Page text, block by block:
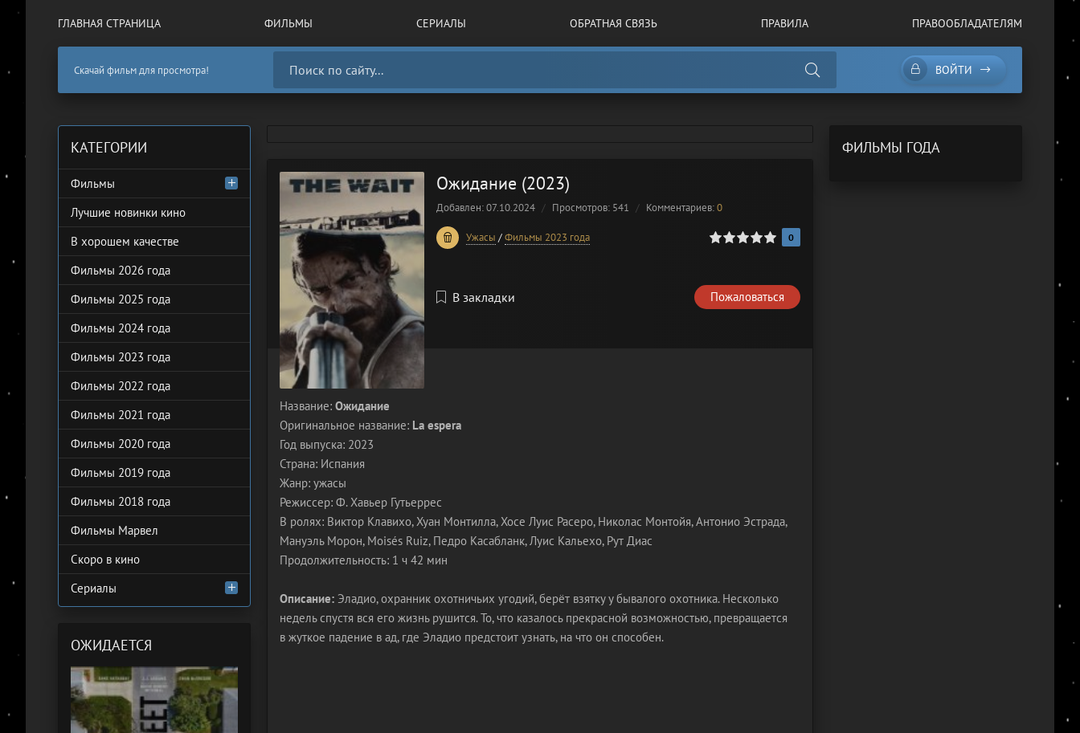
ГЛАВНАЯ СТРАНИЦА ФИЛЬМЫ СЕРИАЛЫ ОБРАТНАЯ СВЯЗЬ ПРАВИЛА ПРАВООБЛАДАТЕЛЯМ
Скачай фильм для просмотра! ВОЙТИ
Ожидание (2023)
Добавлен: 07.10.2024 Просмотров: 541 Комментариев:0
Ужасы /Фильмы 2023 года
0 0
В закладки Пожаловаться
Название: Ожидание
Оригинальное название: La espera
Год выпуска: 2023
Страна: Испания
Жанр: ужасы
Режиссер: Ф. Хавьер Гутьеррес
В ролях: Виктор Клавихо, Хуан Монтилла, Хосе Луис Расеро, Николас Монтойя, Антонио Эстрада,
Мануэль Морон, Moisés Ruiz, Педро Касабланк, Луис Кальехо, Рут Диас
Продолжительность: 1 ч 42 мин
Описание: Эладио, охранник охотничьих угодий, берёт взятку у бывалого охотника. Несколько
недель спустя вся его жизнь рушится. То, что казалось прекрасной возможностью, превращается
в жуткое падение в ад, где Эладио предстоит узнать, на что он способен.
КАТЕГОРИИ
Фильмы
Лучшие новинки кино
В хорошем качестве
Фильмы 2026 года
Фильмы 2025 года
Фильмы 2024 года
Фильмы 2023 года
Фильмы 2022 года
Фильмы 2021 года
Фильмы 2020 года
Фильмы 2019 года
Фильмы 2018 года
Фильмы Марвел
Скоро в кино
Сериалы
ОЖИДАЕТСЯ
ФИЛЬМЫ ГОДА